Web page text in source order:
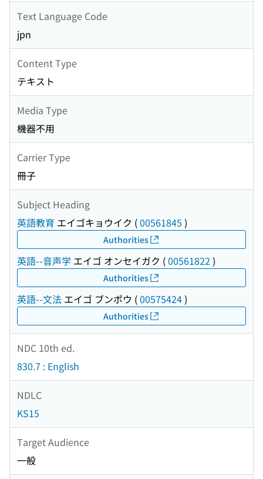
Text Language Code
jpn
Content Type
テキスト
Media Type
機器不用
Carrier Type
冊子
Subject Heading
英語教育 エイゴキョウイク (00561845 )
Authorities
英語--音声学 エイゴ オンセイガク (00561822 )
Authorities
英語--文法 エイゴ ブンポウ (00575424)
Authorities
NDC 10th ed.
830.7 : English
NDLC
KS15
Target Audience
一般